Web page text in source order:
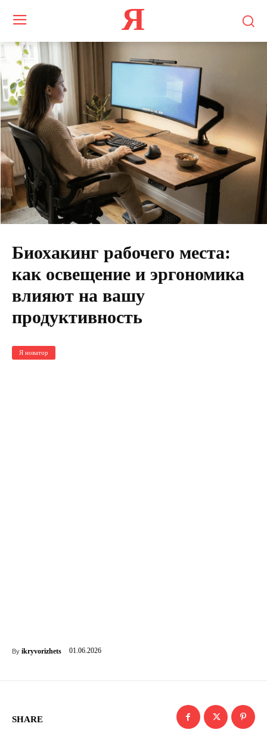
Я
Биохакинг рабочего места:
как освещение и эргономика
влияют на вашу
продуктивность
Я новатор
By ikryvorizhets 01.06.2026
SHARE